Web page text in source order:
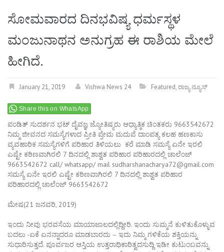
ಸೋಮವಾರದ ದಿನಭವಿಷ್ಯ ಧರ್ಮಸ್ಥಳ
ಮಂಜುನಾಥನ ಅನುಗ್ರಹ ಈ ರಾಶಿಯ ಮೇಲೆ
ಹೀಗಿದೆ.
January 21, 2019 Vishwa News 24 Featured,ರಾಜ್ಯ ನ್ಯೂಸ್
Share this on WhatsApp
ಪಂಡಿತ್ ಸುದರ್ಶನ ಭಟ್ ದೈವಜ್ಞ ಜ್ಯೋತಿಷ್ಯರು ಆಧ್ಯಾತ್ಮಿಕ ಚಿಂತಕರು 9663542672
ನಿಮ್ಮ ಜೀವನದ ಸಮಸ್ಯೆಗಳಾದ ಪ್ರೀತಿ ಪ್ರೇಮ ಮದುವೆ ದಾಂಪತ್ಯ ಕಲಹ ಹಣಕಾಸು
ವ್ಯವಹಾರಿಕ ಸಮಸ್ಯೆಗಳಿಗೆ ಪರಿಹಾರ ತಿಳಿಯಲು ಕರೆ ಮಾಡಿ ಸಮಸ್ಯೆ ಏನೇ ಇರಲಿ
ಎಷ್ಟೇ ಕಠಿಣವಾಗಿರಲಿ 7 ದಿನದಲ್ಲಿ ಶಾಶ್ವತ ಪರಿಹಾರ ಪರಿಹಾರದಲ್ಲಿ ಚಾಲೆಂಜ್
9663542672 call/ whatsapp/ mail sudharshanacharya72@gmail.com
ಸಮಸ್ಯೆ ಏನೇ ಇರಲಿ ಎಷ್ಟೇ ಕಠಿಣವಾಗಿರಲಿ 7 ದಿನದಲ್ಲಿ ಶಾಶ್ವತ ಪರಿಹಾರ
ಪರಿಹಾರದಲ್ಲಿ ಚಾಲೆಂಜ್ 9663542672
ಮೇಷ(21 ಜನವರಿ, 2019)
ಇಂದು ನೀವು ಭರವಸೆಯ ಮಾಯಾಜಾಲದಲ್ಲಿದ್ದೀರಿ. ಇಂದು ಸುಮ್ಮನೆ ಕುಳಿತುಕೊಳ್ಳುವ
ಬದಲು -ಏಕೆ ಏನನ್ನಾದರೂ ಮಾಡಬಾರದು – ಇದು ನಿಮ್ಮ ಗಳಿಕೆಯ ಶಕ್ತಿಯನ್ನು
ಸುಧಾರಿಸುತ್ತದೆ. ಪೂರ್ವಜರ ಆಸ್ತಿಯ ಉತ್ತರಾಧಿಕಾರಿತ್ವದಸುದ್ದಿ ಇಡೀ ಕುಟುಂಬವನ್ನು